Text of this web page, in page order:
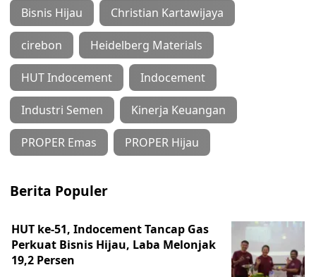
Bisnis Hijau Christian Kartawijaya
cirebon Heidelberg Materials
HUT Indocement Indocement
Industri Semen Kinerja Keuangan
PROPER Emas PROPER Hijau
Berita Populer
HUT ke-51, Indocement Tancap Gas
Perkuat Bisnis Hijau, Laba Melonjak
19,2 Persen